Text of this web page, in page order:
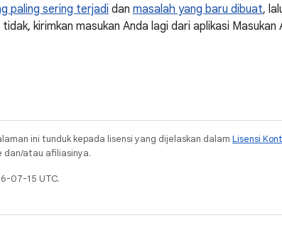
paling sering terjadi dan masalah yang baru dibuat,
kirimkan masukan Anda lagi dari aplikasi
ini tunduk kepada lisensi yang dijelaskan dalam Lisensi
atau afiliasinya.
07-15 UTC.